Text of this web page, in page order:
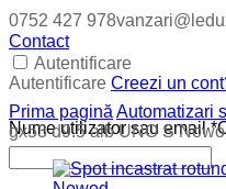
0752 427 978
Contact
Autentificare
Autentificare Creezi un
Nume utilizator sau email*
Prima pagină Automatizari
gx53 d9.5 alb UNO S